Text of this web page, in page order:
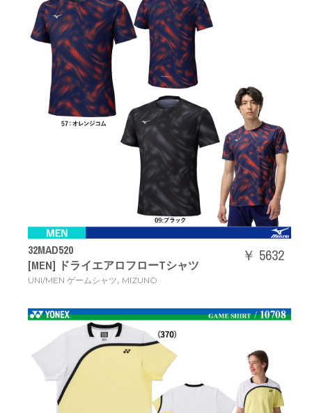
32MAD520
[MEN] ドライエアロフローTシャツ
UNI/MEN ゲームシャツ, MIZUNO
￥ 5632